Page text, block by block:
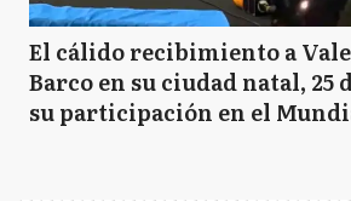
El cálido recibimiento a
Barco en su ciudad natal, 25
su participación en el